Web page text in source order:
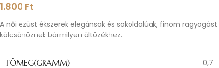
1.800 Ft
A női ezüst ékszerek elegánsak és sokoldalúak, finom ragyogást
kölcsönöznek bármilyen öltözékhez.
TÖMEG(GRAMM) 0,7